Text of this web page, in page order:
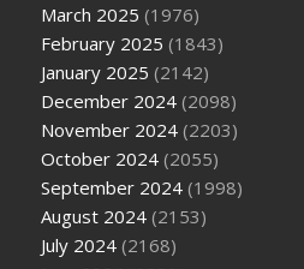
March 2025 (1976)
February 2025 (1843)
January 2025 (2142)
December 2024 (2098)
November 2024 (2203)
October 2024 (2055)
September 2024 (1998)
August 2024 (2153)
July 2024 (2168)